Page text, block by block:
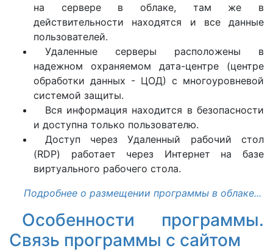
на сервере в облаке, там же в
действительности находятся и все данные
пользователей.
Удаленные серверы расположены в
надежном охраняемом дата-центре (центре
обработки данных - ЦОД) с многоуровневой
системой защиты.
Вся информация находится в безопасности
и доступна только пользователю.
Доступ через Удаленный рабочий стол
(RDP) работает через Интернет на базе
виртуального рабочего стола.
Подробнее о размещении программы в облаке...
Особенности программы.
Связь программы с сайтом